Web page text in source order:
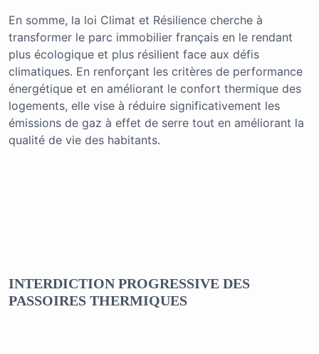
En somme, la loi Climat et Résilience cherche à
transformer le parc immobilier français en le rendant
plus écologique et plus résilient face aux défis
climatiques. En renforçant les critères de performance
énergétique et en améliorant le confort thermique des
logements, elle vise à réduire significativement les
émissions de gaz à effet de serre tout en améliorant la
qualité de vie des habitants.
INTERDICTION PROGRESSIVE DES
PASSOIRES THERMIQUES